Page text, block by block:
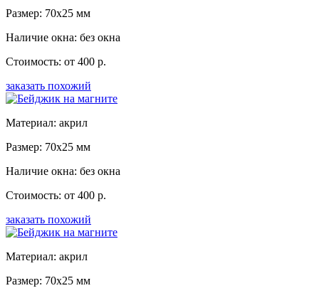
Размер: 70x25 мм
Наличие окна: без окна
Стоимость: от 400 р.
заказать похожий
Материал: акрил
Размер: 70x25 мм
Наличие окна: без окна
Стоимость: от 400 р.
заказать похожий
Материал: акрил
Размер: 70x25 мм